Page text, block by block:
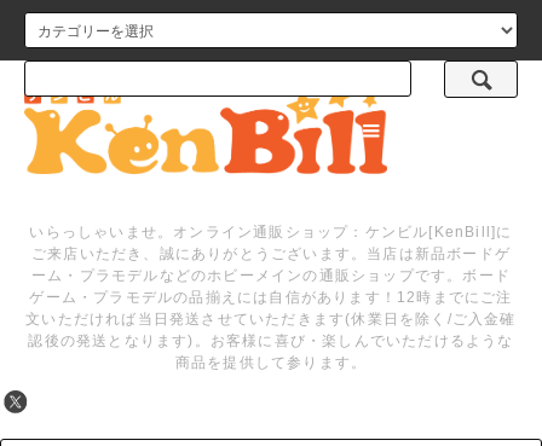
メニュー
いらっしゃいませ。オンライン通販ショップ：ケンビル[KenBill]に
ご来店いただき、誠にありがとうございます。当店は新品ボードゲ
ーム・プラモデルなどのホビーメインの通販ショップです。ボード
ゲーム・プラモデルの品揃えには自信があります！12時までにご注
文いただければ当日発送させていただきます(休業日を除く/ご入金確
認後の発送となります)。お客様に喜び・楽しんでいただけるような
商品を提供して参ります。